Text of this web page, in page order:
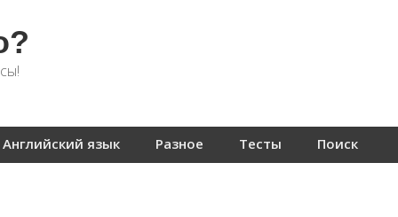
Английский язык Разное Тесты Поиск